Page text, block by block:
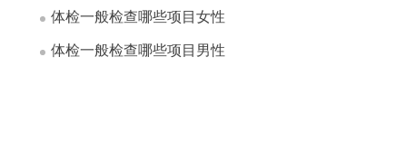
体检一般检查哪些项目女性
体检一般检查哪些项目男性